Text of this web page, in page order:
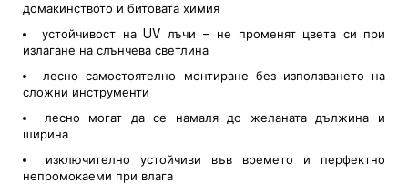
домакинството и битовата химия
устойчивост на UV лъчи – не променят цвета си при
излагане на слънчева светлина
лесно самостоятелно монтиране без използването на
сложни инструменти
лесно могат да се намаля до желаната дължина и
ширина
изключително устойчиви във времето и перфектно
непромокаеми при влага